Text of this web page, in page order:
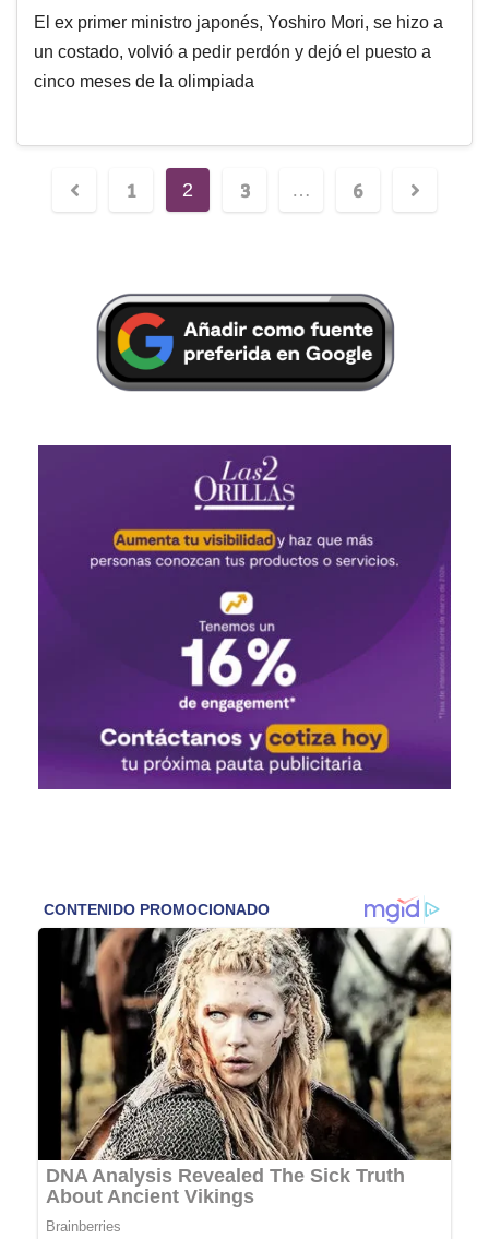
El ex primer ministro japonés, Yoshiro Mori, se hizo a
un costado, volvió a pedir perdón y dejó el puesto a
cinco meses de la olimpiada
1 2 3 … 6